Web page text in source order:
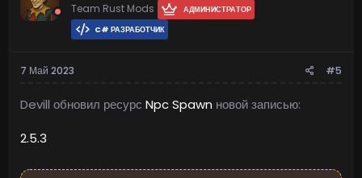
Team Rust Mods
АДМИНИСТРАТОР
C# РАЗРАБОТЧИК
7 Май 2023 #5
Devill обновил ресурс Npc Spawn новой записью:
2.5.3